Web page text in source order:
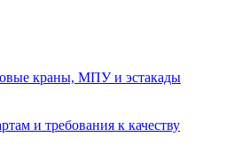
краны, МПУ и эстакады
и требования к качеству